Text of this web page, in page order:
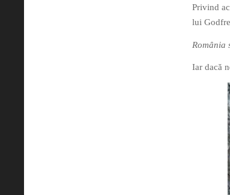
Privind
lui
România
Iar dacă